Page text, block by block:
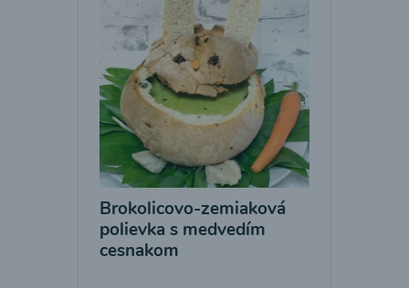
Brokolicovo-zemiaková
polievka s medvedím
cesnakom